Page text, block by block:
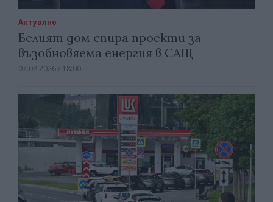
Актуално
Белият дом спира проекти за
възобновяема енергия в САЩ
07.08.2026 / 18:00